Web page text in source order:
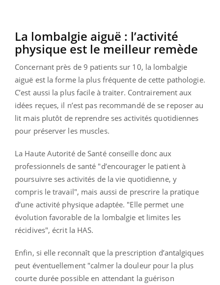
La lombalgie aiguë : l’activité
physique est le meilleur remède
Concernant près de 9 patients sur 10, la lombalgie
aiguë est la forme la plus fréquente de cette pathologie.
C’est aussi la plus facile à traiter. Contrairement aux
idées reçues, il n’est pas recommandé de se reposer au
lit mais plutôt de reprendre ses activités quotidiennes
pour préserver les muscles.
La Haute Autorité de Santé conseille donc aux
professionnels de santé "d’encourager le patient à
poursuivre ses activités de la vie quotidienne, y
compris le travail", mais aussi de prescrire la pratique
d’une activité physique adaptée. "Elle permet une
évolution favorable de la lombalgie et limites les
récidives", écrit la HAS.
Enfin, si elle reconnaît que la prescription d’antalgiques
peut éventuellement "calmer la douleur pour la plus
courte durée possible en attendant la guérison